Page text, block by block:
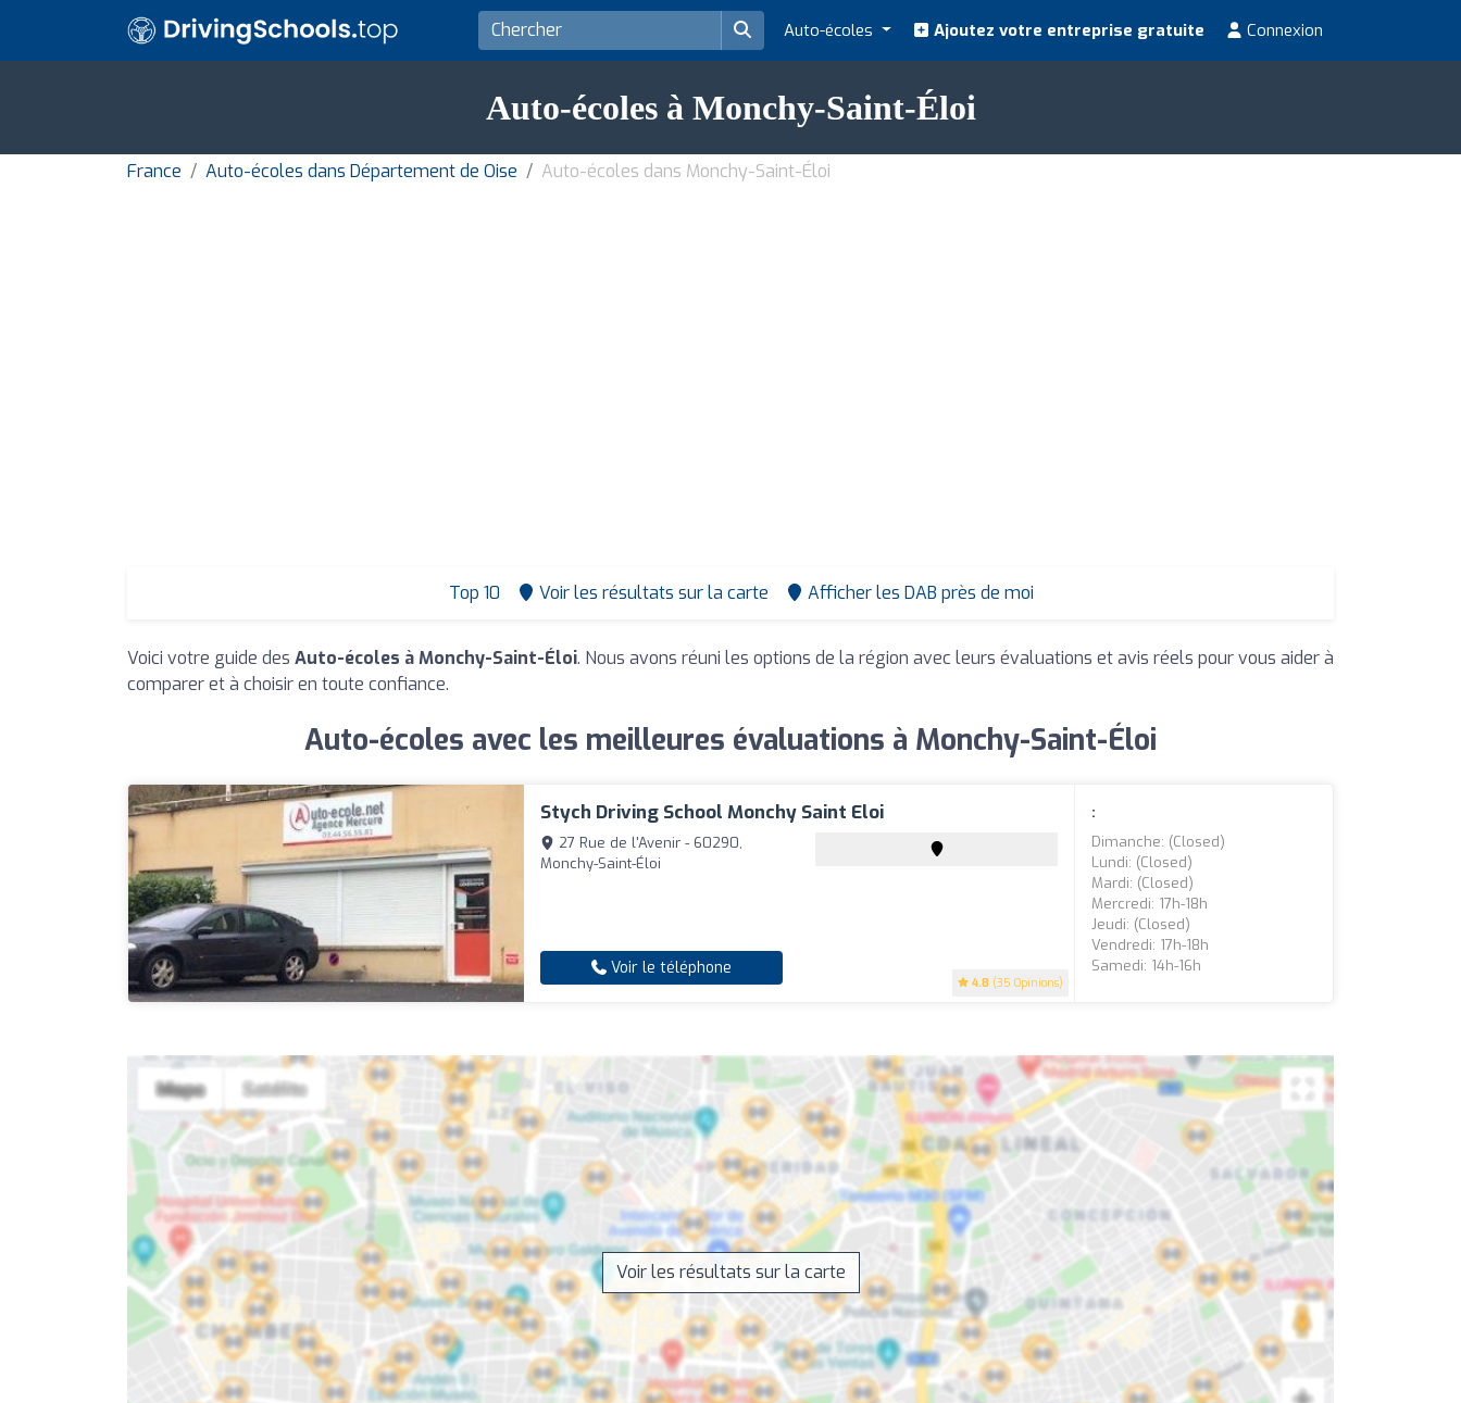
Auto-écoles Ajoutez votre entreprise gratuite Connexion
Auto-écoles à Monchy-Saint-Éloi
France Auto-écoles dans Département de Oise Auto-écoles dans Monchy-Saint-Éloi
Top 10 Voir les résultats sur la carte Afficher les DAB près de moi
Voici votre guide des Auto-écoles à Monchy-Saint-Éloi. Nous avons réuni les options de la région avec leurs évaluations et avis réels pour vous aider à
comparer et à choisir en toute confiance.
Auto-écoles avec les meilleures évaluations à Monchy-Saint-Éloi
Stych Driving School Monchy Saint Eloi
4.8 (35 Opinions)
27 Rue de l'Avenir - 60290,
Monchy-Saint-Éloi
Voir le téléphone
:
Dimanche: (closed)
Lundi: (closed)
Mardi: (closed)
Mercredi: 17h-18h
Jeudi: (closed)
Vendredi: 17h-18h
Samedi: 14h-16h
Voir les résultats sur la carte